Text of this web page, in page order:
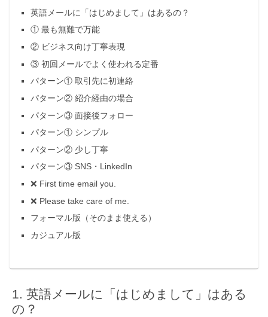
英語メールに「はじめまして」はあるの？
① 最も無難で万能
② ビジネス向け丁寧表現
③ 初回メールでよく使われる定番
パターン① 取引先に初連絡
パターン② 紹介経由の場合
パターン③ 面接後フォロー
パターン① シンプル
パターン② 少し丁寧
パターン③ SNS・LinkedIn
❌ First time email you.
❌ Please take care of me.
フォーマル版（そのまま使える）
カジュアル版
英語メールに「はじめまして」はある
の？